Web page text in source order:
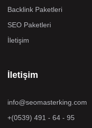
Backlink Paketleri
SEO Paketleri
İletişim
İletişim
info@seomasterking.com
+(0539) 491 - 64 - 95